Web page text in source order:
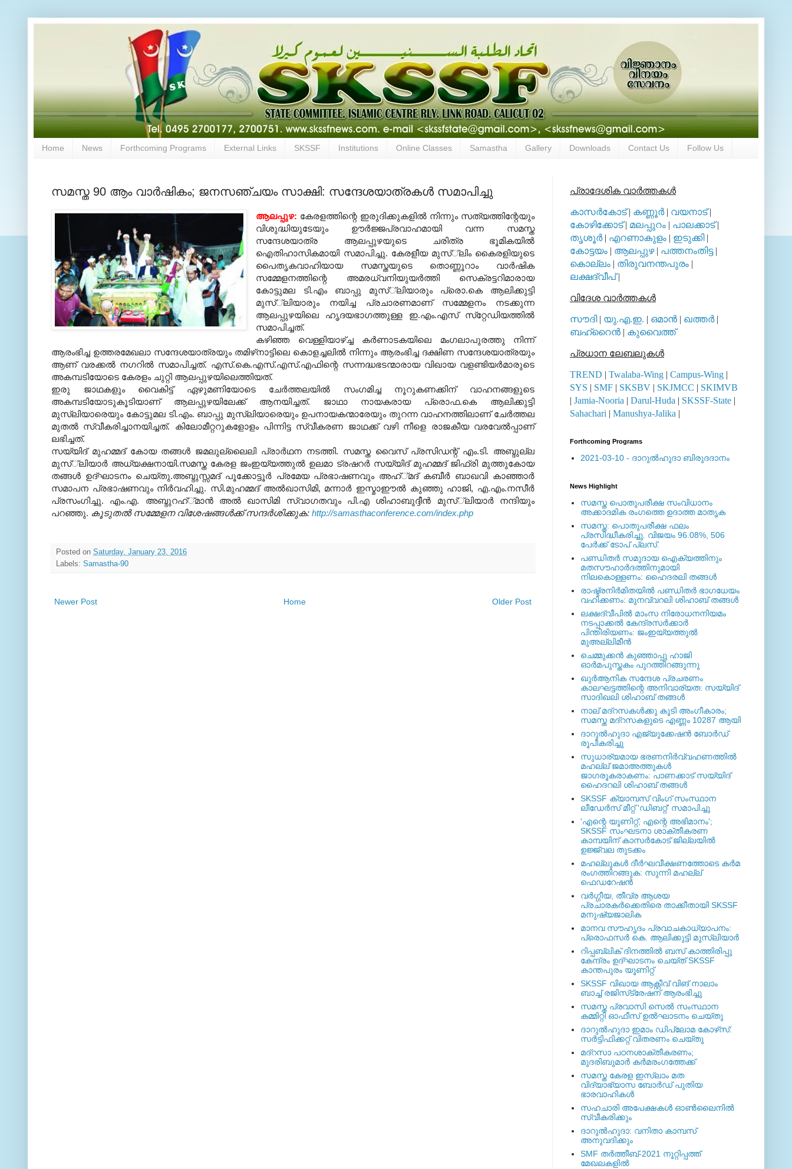
Home News Forthcoming Programs External Links SKSSF Institutions Online Classes Samastha Gallery Downloads Contact Us Follow Us
സമസ്ത 90 ആം വാർഷികം; ജനസഞ്ചയം സാക്ഷി: സന്ദേശയാത്രകള്‍ സമാപിച്ചു
ആലപ്പുഴ: കേരളത്തിന്റെ ഇരുദിക്കുകളില്‍ നിന്നും സത്യത്തിന്റേയും
വിശുദ്ധിയുടേയും ഊര്‍ജ്ജപ്രവാഹമായി വന്ന സമസ്ത
സന്ദേശയാത്ര ആലപ്പുഴയുടെ ചരിത്ര ഭൂമികയില്‍
ഐതിഹാസികമായി സമാപിച്ചു. കേരളീയ മുസ്്‌ലിം കൈരളിയുടെ
പൈതൃകവാഹിയായ സമസ്തയുടെ തൊണ്ണൂറാം വാര്‍ഷിക
സമ്മേളനത്തിന്റെ അമരധ്വനിയുയര്‍ത്തി സെക്രട്ടറിമാരായ
കോട്ടുമല ടി.എം ബാപ്പു മുസ്്‌ലിയാരും പ്രൊ.കെ ആലിക്കുട്ടി
മുസ്്‌ലിയാരും നയിച്ച പ്രചാരണമാണ് സമ്മേളനം നടക്കുന്ന
ആലപ്പുഴയിലെ ഹൃദയഭാഗത്തുള്ള ഇ.എം.എസ് സ്‌റ്റേഡിയത്തില്‍
സമാപിച്ചത്.
കഴിഞ്ഞ വെള്ളിയാഴ്ച്ച കര്‍ണാടകയിലെ മംഗലാപുരത്തു നിന്ന്
ആരംഭിച്ച ഉത്തരമേഖലാ സന്ദേശയാത്രയും തമിഴ്‌നാട്ടിലെ കൊളച്ചലില്‍ നിന്നും ആരംഭിച്ച ദക്ഷിണ സന്ദേശയാത്രയും
ആണ് വരക്കല്‍ നഗറില്‍ സമാപിച്ചത്. എസ്.കെ.എസ്.എസ്.എഫിന്റെ സന്നദ്ധഭടന്മാരായ വിഖായ വളണ്ടിയര്‍മാരുടെ
അകമ്പടിയോടെ കേരളം ചുറ്റി ആലപ്പുഴയിലെത്തിയത്.
ഇരു ജാഥകളും വൈകിട്ട് ഏഴുമണിയോടെ ചേര്‍ത്തലയില്‍ സംഗമിച്ച നൂറുകണക്കിന് വാഹനങ്ങളുടെ
അകമ്പടിയോടുകൂടിയാണ് ആലപ്പുഴയിലേക്ക് ആനയിച്ചത്. ജാഥാ നായകരായ പ്രൊഫ.കെ ആലിക്കുട്ടി
മുസ്‌ലിയാരെയും കോട്ടുമല ടി.എം. ബാപ്പു മുസ്‌ലിയാരെയും ഉപനായകന്മാരേയും തുറന്ന വാഹനത്തിലാണ് ചേര്‍ത്തല
മുതല്‍ സ്വീകരിച്ചാനയിച്ചത്. കിലോമീറ്ററുകളോളം പിന്നിട്ട സ്വീകരണ ജാഥക്ക് വഴി നീളെ രാജകീയ വരവേല്‍പ്പാണ്
ലഭിച്ചത്.
സയ്യിദ് മുഹമ്മദ് കോയ തങ്ങള്‍ ജമലുല്ലൈലി പ്രാര്‍ഥന നടത്തി. സമസ്ത വൈസ് പ്രസിഡന്റ് എം.ടി. അബ്ദുല്ല
മുസ്്‌ലിയാര്‍ അധ്യക്ഷനായി.സമസ്ത കേരള ജംഇയ്യത്തുല്‍ ഉലമാ ട്രഷറര്‍ സയ്യിദ് മുഹമ്മദ് ജിഫ്‌രി മുത്തുകോയ
തങ്ങള്‍ ഉദ്ഘാടനം ചെയ്തു.അബ്ദുസ്സമദ് പൂക്കോട്ടൂര്‍ പ്രമേയ പ്രഭാഷണവും അഹ്്മദ് കബീര്‍ ബാഖവി കാഞ്ഞാര്‍
സമാപന പ്രഭാഷണവും നിര്‍വഹിച്ചു. സി.മുഹമ്മദ് അല്‍ഖാസിമി, മന്നാര്‍ ഇസ്മാഈല്‍ കുഞ്ഞു ഹാജി, എ.എം.നസീര്‍
പ്രസംഗിച്ചു. എം.എ. അബ്ദുറഹ്്മാന്‍ അല്‍ ഖാസിമി സ്വാഗതവും പി.എ ശിഹാബുദ്ദീന്‍ മുസ്്‌ലിയാര്‍ നന്ദിയും
പറഞ്ഞു. കൂടുതൽ സമ്മേളന വിശേഷങ്ങൾക്ക് സന്ദർശിക്കുക: http://samasthaconference.com/index.php
Posted on Saturday, January 23, 2016
Labels: Samastha-90
Newer Post Older Post
Home
പ്രാദേശിക വാര്‍ത്തകള്‍
കാസര്‍കോട്| കണ്ണൂര്‍| വയനാട്|
കോഴിക്കോട്| മലപ്പുറം | പാലക്കാട്|
തൃശൂര്‍| എറണാകുളം | ഇടുക്കി|
കോട്ടയം | ആലപ്പുഴ| പത്തനംതിട്ട|
കൊല്ലം | തിരുവനന്തപുരം |
ലക്ഷദ്വീപ്|
വിദേശ വാര്‍ത്തകള്‍
സൗദി| യു.എ.ഇ. | ഒമാന്‍ | ഖത്തര്‍|
ബഹ്റൈന്‍ | കുവൈത്ത്
പ്രധാന ലേബലുകള്‍
TREND | Twalaba-Wing | Campus-Wing |
SYS | SMF | SKSBV | SKJMCC | SKIMVB
| Jamia-Nooria | Darul-Huda | SKSSF-State |
Sahachari | Manushya-Jalika |
Forthcoming Programs
2021-03-10 - ദാറുല്‍ഹുദാ ബിരുദദാനം
News Highlight
സമസ്ത പൊതുപരീക്ഷ സംവിധാനം
അക്കാദമിക രംഗത്തെ ഉദാത്ത മാതൃക
സമസ്ത: പൊതുപരീക്ഷ ഫലം
പ്രസിദ്ധീകരിച്ചു. വിജയം 96.08%, 506
പേര്‍ക്ക് ടോപ് പ്ലസ്.
പണ്ഡിതര്‍ സമുദായ ഐക്യത്തിനും
മതസൗഹാര്‍ദത്തിനുമായി
നിലകൊള്ളണം: ഹൈദരലി തങ്ങള്‍
രാഷ്ട്രനിര്‍മിതയില്‍ പണ്ഡിതര്‍ ഭാഗധേയം
വഹിക്കണം: മുനവ്വറലി ശിഹാബ് തങ്ങള്‍
ലക്ഷദ്വീപില്‍ മാംസ നിരോധനനിയമം
നടപ്പാക്കല്‍ കേന്ദ്രസര്‍ക്കാര്‍
പിന്തിരിയണം: ജംഇയ്യത്തുല്‍
മുഅല്ലിമീന്‍
ചെമ്മുക്കന്‍ കുഞ്ഞാപ്പു ഹാജി
ഓര്‍മപുസ്തകം പുറത്തിറങ്ങുന്നു
ഖുര്‍ആനിക സന്ദേശ പ്രചരണം
കാലഘട്ടത്തിന്റെ അനിവാര്യത: സയ്യിദ്
സാദിഖലി ശിഹാബ് തങ്ങള്‍
നാല് മദ്‌റസകള്‍ക്കു കൂടി അംഗീകാരം;
സമസ്ത മദ്‌റസകളുടെ എണ്ണം 10287 ആയി
ദാറുല്‍ഹുദാ എജ്യുക്കേഷന്‍ ബോര്‍ഡ്
രൂപീകരിച്ചു
സുധാര്യമായ ഭരണനിര്‍വ്വഹണത്തില്‍
മഹല്ല് ജമാഅത്തുകള്‍
ജാഗരൂകരാകണം: പാണക്കാട് സയ്യിദ്
ഹൈദറലി ശിഹാബ് തങ്ങള്‍
SKSSF ക്യാമ്പസ് വിംഗ് സംസ്ഥാന
ലീഡേർസ് മീറ്റ് 'ഡിബറ്റ്' സമാപിച്ചു
'എന്റെ യൂണിറ്റ്, എന്റെ അഭിമാനം';
SKSSF സംഘടനാ ശാക്തീകരണ
കാമ്പയിന് കാസര്‍കോട് ജില്ലയില്‍
ഉജ്ജ്വല തുടക്കം
മഹല്ലുകള്‍ ദീര്‍ഘവീക്ഷണത്തോടെ കര്‍മ
രംഗത്തിറങ്ങുക: സുന്നി മഹല്ല്
ഫെഡറേഷന്‍
വര്‍ഗ്ഗീയ, തീവ്ര ആശയ
പ്രചാരകര്‍ക്കെതിരെ താക്കീതായി SKSSF
മനുഷ്യജാലിക
മാനവ സൗഹൃദം പ്രവാചകാധ്യാപനം:
പ്രൊഫസർ കെ. ആലിക്കുട്ടി മുസ്ലിയാർ
റിപ്പബ്ലിക് ദിനത്തില്‍ ബസ് കാത്തിരിപ്പു
കേന്ദ്രം ഉദ്ഘാടനം ചെയ്ത്‌ SKSSF
കാന്തപുരം യൂണിറ്റ്
SKSSF വിഖായ ആക്റ്റീവ് വിങ് നാലാം
ബാച്ച് രജിസ്‌ട്രേഷന് ആരംഭിച്ചു
സമസ്ത പ്രവാസി സെല്‍ സംസ്ഥാന
കമ്മിറ്റി ഓഫീസ് ഉല്‍ഘാടനം ചെയ്തു
ദാറുല്‍ഹുദാ ഇമാം ഡിപ്ലോമ കോഴ്‌സ്:
സര്‍ട്ടിഫിക്കറ്റ് വിതരണം ചെയ്തു
മദ്‌റസാ പഠനശാക്തീകരണം;
മുദരിബുമാര്‍ കര്‍മരംഗത്തേക്ക്
സമസ്ത കേരള ഇസ്ലാം മത
വിദ്യാഭ്യാസ ബോര്‍ഡ് പുതിയ
ഭാരവാഹികള്‍
സഹചാരി അപേക്ഷകൾ ഓൺലൈനിൽ
സ്വീകരിക്കും
ദാറുല്‍ഹുദാ: വനിതാ കാമ്പസ്
അനുവദിക്കും
SMF തര്‍ത്തീബ്-2021 നൂറ്റിപ്പത്ത്
മേഖലകളില്‍